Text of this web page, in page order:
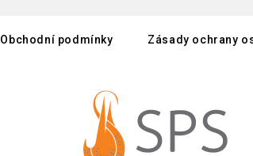
Obchodní podmínky Zásady ochrany